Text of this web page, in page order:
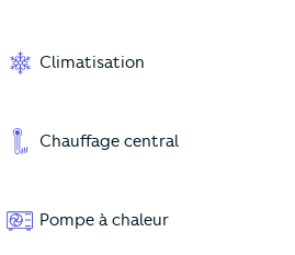
Climatisation
Chauffage central
Pompe à chaleur